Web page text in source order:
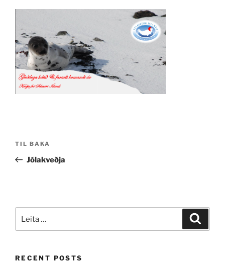
Fyrri
færsla
TIL BAKA
Jólakveðja
eftir:
RECENT POSTS